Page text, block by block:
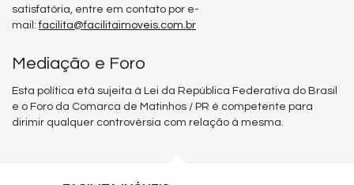
satisfatória, entre em contato por e-
mail:facilita@facilitaimoveis.com.br
Mediação e Foro
Esta política etá sujeita à Lei da República Federativa do Brasil
e o Foro da Comarca de Matinhos / PR é competente para
dirimir qualquer controvérsia com relação à mesma.